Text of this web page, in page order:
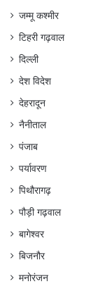
जम्मू कश्मीर
टिहरी गढ़वाल
दिल्ली
देश विदेश
देहरादून
नैनीताल
पंजाब
पर्यावरण
पिथौरागढ़
पौड़ी गढ़वाल
बागेश्वर
बिजनौर
मनोरंजन